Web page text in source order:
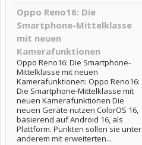
Oppo Reno16: Die
Smartphone-Mittelklasse
mit neuen
Kamerafunktionen
Oppo Reno16: Die Smartphone-
Mittelklasse mit neuen
Kamerafunktionen: Oppo Reno16:
Die Smartphone-Mittelklasse mit
neuen Kamerafunktionen Die
neuen Geräte nutzen ColorOS 16,
basierend auf Android 16, als
Plattform. Punkten sollen sie unter
anderem mit erweiterten...